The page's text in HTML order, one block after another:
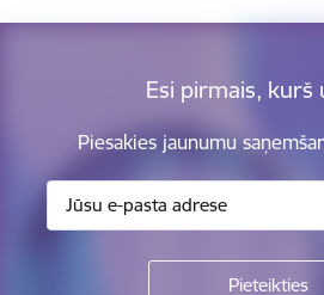
Esi pirmais, kurš
Piesakies jaunumu